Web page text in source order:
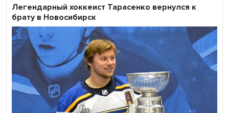
Легендарный хоккеист Тарасенко вернулся к
брату в Новосибирск